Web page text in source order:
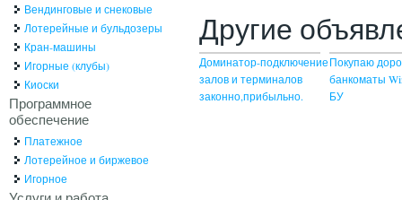
Другие
Доминатор-подключение
залов и терминалов
законно,прибыльно.
Покупаю
банкоматы
БУ
Вендинговые и снековые
Лотерейные и бульдозеры
Кран-машины
Игорные (клубы)
Киоски
Программное
обеспечение
Платежное
Лотерейное и биржевое
Игорное